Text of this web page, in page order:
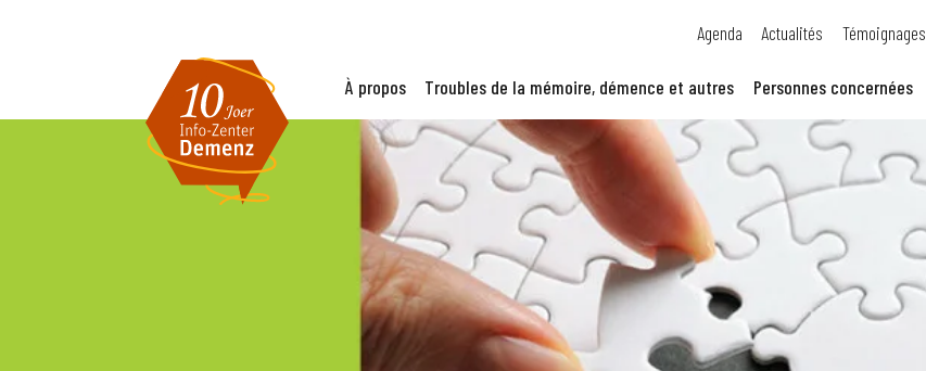
Agenda Actualités Témoignages
À propos Troubles de la mémoire, démence et autres Personnes concernées